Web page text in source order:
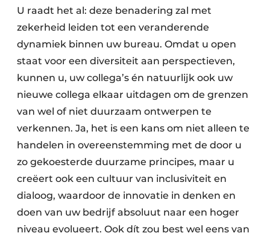
U raadt het al: deze benadering zal met
zekerheid leiden tot een veranderende
dynamiek binnen uw bureau. Omdat u open
staat voor een diversiteit aan perspectieven,
kunnen u, uw collega’s én natuurlijk ook uw
nieuwe collega elkaar uitdagen om de grenzen
van wel of niet duurzaam ontwerpen te
verkennen. Ja, het is een kans om niet alleen te
handelen in overeenstemming met de door u
zo gekoesterde duurzame principes, maar u
creëert ook een cultuur van inclusiviteit en
dialoog, waardoor de innovatie in denken en
doen van uw bedrijf absoluut naar een hoger
niveau evolueert. Ook dít zou best wel eens van